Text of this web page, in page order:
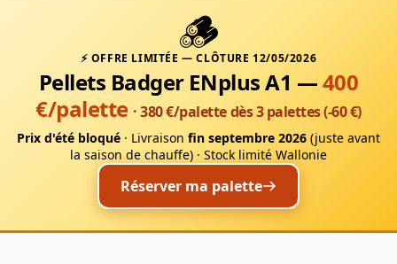
🪵
⚡ OFFRE LIMITÉE — CLÔTURE 12/05/2026
Pellets Badger ENplus A1 —400
€/palette · 380 €/palette dès 3 palettes (-60 €)
Prix d'été bloqué · Livraison fin septembre 2026 (juste avant
la saison de chauffe) · Stock limité Wallonie
Réserver ma palette